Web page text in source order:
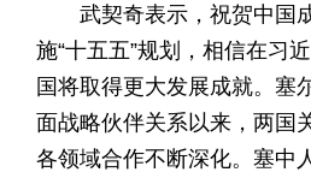
武契奇表示，祝贺中国
施“十五五”规划，相信在习
国将取得更大发展成就。塞
面战略伙伴关系以来，两国
各领域合作不断深化。塞中